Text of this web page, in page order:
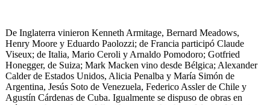
De Inglaterra vinieron Kenneth Armitage, Bernard Meadows,
Henry Moore y Eduardo Paolozzi; de Francia participó Claude
Viseux; de Italia, Mario Ceroli y Arnaldo Pomodoro; Gotfried
Honegger, de Suiza; Mark Macken vino desde Bélgica; Alexander
Calder de Estados Unidos, Alicia Penalba y María Simón de
Argentina, Jesús Soto de Venezuela, Federico Assler de Chile y
Agustín Cárdenas de Cuba. Igualmente se dispuso de obras en